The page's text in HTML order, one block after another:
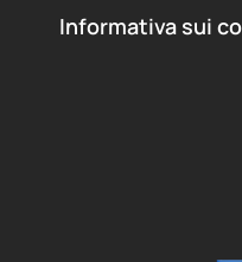
Informativa sui